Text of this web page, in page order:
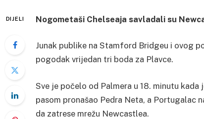
DIJELI Nogometaši Chelseaja savladali su
Junak publike na Stamford Bridgeu i ovog
pogodak vrijedan tri boda za Plavce.
Sve je počelo od Palmera u 18. minutu
pasom pronašao Pedra Neta, a Portugalac
da zatrese mrežu Newcastlea.